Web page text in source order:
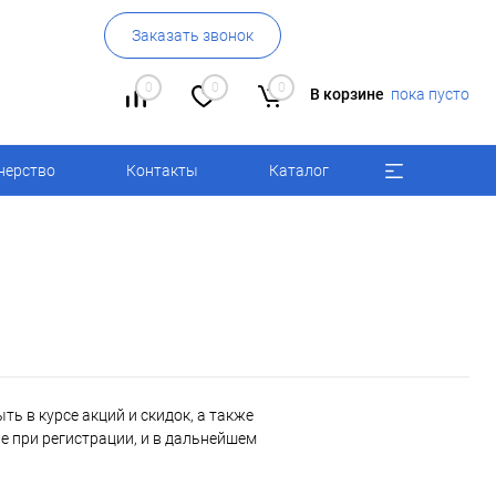
Заказать звонок
0 0 0 В корзине пока пусто
Контакты Каталог
в курсе акций и скидок, а также
при регистрации, и в дальнейшем